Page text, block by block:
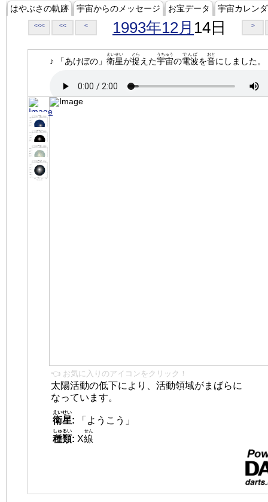
はやぶさの軌跡 宇宙からのメッセージ お宝データ 宇宙カレン
<<< << < 1993年12月 14日 >
♪ 「あけぼの」 衛星
えいせい
が捉
とら
えた宇宙
うちゅう
の電波
でんぱ
を音
おと
にしました。
👈 お気に入りのアイコンをクリック！
太陽活動の低下により、活動領域がまばらに
なっています。
衛星
えいせい
:
「ようこう」
種類
しゅるい
: X線
せん